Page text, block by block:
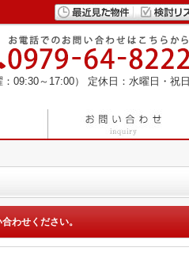
09:30～17:00） 定休日：水曜日・祝日
わせください。